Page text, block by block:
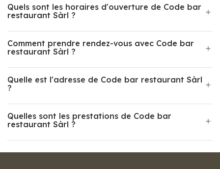
Quels sont les horaires d'ouverture de Code bar
restaurant Sàrl ?
Comment prendre rendez-vous avec Code bar
restaurant Sàrl ?
Quelle est l'adresse de Code bar restaurant Sàrl
?
Quelles sont les prestations de Code bar
restaurant Sàrl ?